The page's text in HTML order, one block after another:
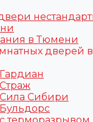
в Тюмени
Сибири